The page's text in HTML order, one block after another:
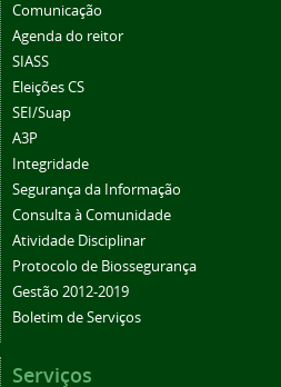
Comunicação
Agenda do reitor
SIASS
Eleições CS
SEI/Suap
A3P
Integridade
Segurança da Informação
Consulta à Comunidade
Atividade Disciplinar
Protocolo de Biossegurança
Gestão 2012-2019
Boletim de Serviços
Serviços